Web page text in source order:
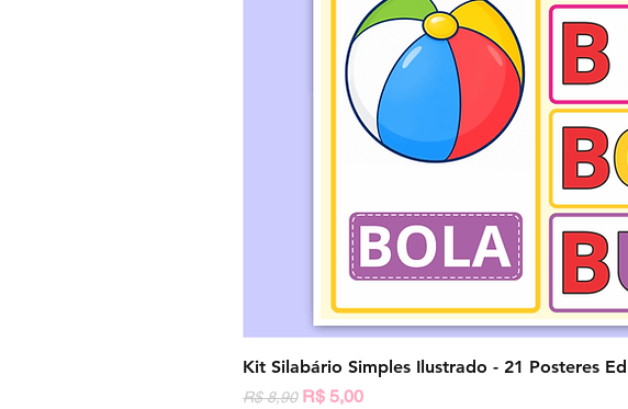
Kit Silabário Simples Ilustrado - 21 Posteres
Preço normal
R$ 8,90 Preço promocional
R$ 5,00